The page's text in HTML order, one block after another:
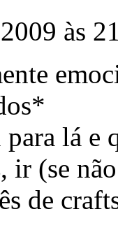
às
lá e
ir (se
de